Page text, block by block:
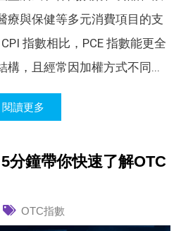
療與保健等多元消費項目的支
指數相比，PCE 指數能更全
構，且經常因加權方式不同...
閱讀更多
分鐘帶你快速了解OTC
OTC指數